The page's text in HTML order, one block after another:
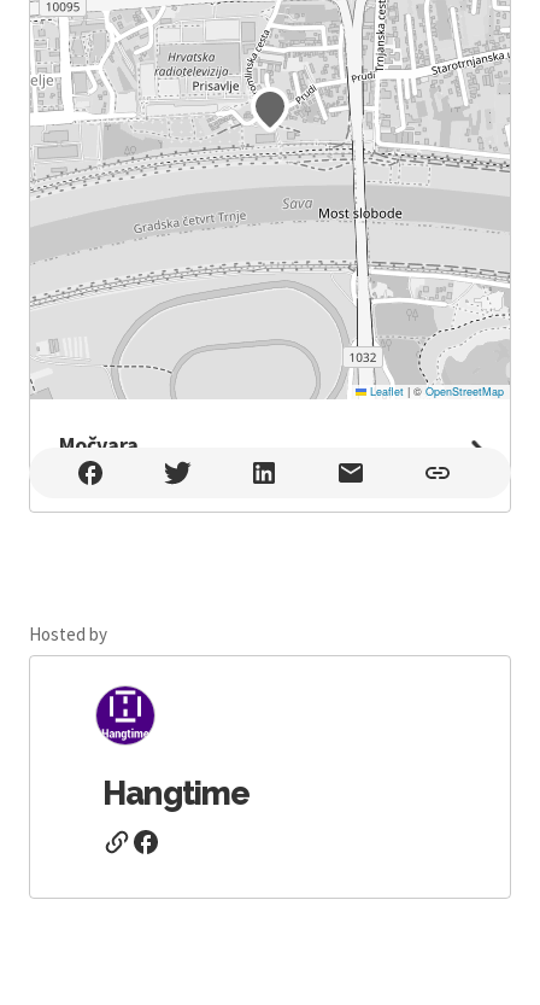
Leaflet |© OpenStreetMap
Močvara
Močvara , Zagreb
Hosted by
Hangtime